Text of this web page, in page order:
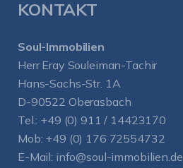
KONTAKT
Soul-Immobilien
Herr Eray Souleiman-Tachir
Hans-Sachs-Str. 1A
D-90522 Oberasbach
Tel.: +49 (0) 911 / 14423170
Mob: +49 (0) 176 72554732
E-Mail: info@soul-immobilien.de